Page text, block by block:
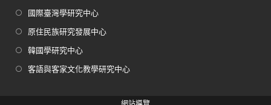
國際臺灣學研究中心
原住民族研究發展中心
韓國學研究中心
客語與客家文化教學研究中心